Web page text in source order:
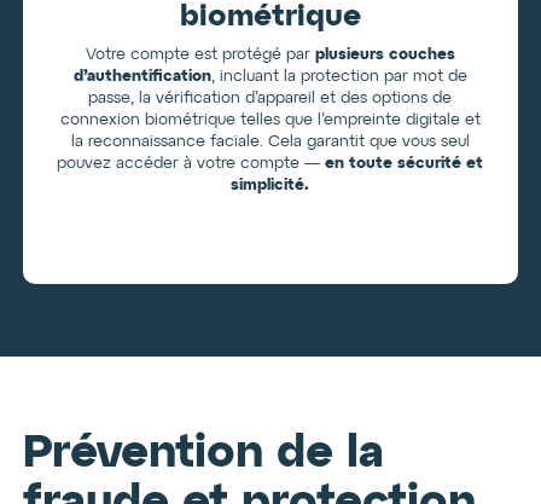
biométrique
Votre compte est protégé par plusieurs couches
d’authentification, incluant la protection par mot de
passe, la vérification d’appareil et des options de
connexion biométrique telles que l’empreinte digitale et
la reconnaissance faciale. Cela garantit que vous seul
pouvez accéder à votre compte —en toute sécurité et
simplicité.
Prévention de la